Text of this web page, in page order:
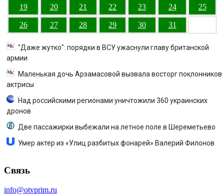
19 20 21 22 23 24 25
26 27 28 29 30 31
"Даже жутко": порядки в ВСУ ужаснули главу британской
армии
Маленькая дочь Арзамасовой вызвала восторг поклонников
актрисы
Над российскими регионами уничтожили 360 украинских
дронов
Две пассажирки выбежали на летное поле в Шереметьево
Умер актер из «Улиц разбитых фонарей» Валерий Филонов
Связь
info@otvprim.ru